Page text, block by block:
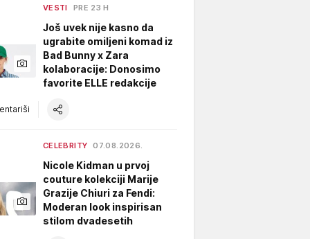
VESTI PRE 23 H
Još uvek nije kasno da
ugrabite omiljeni komad iz
Bad Bunny x Zara
kolaboracije: Donosimo
favorite ELLE redakcije
CELEBRITY 07.08.2026.
Nicole Kidman u prvoj
couture kolekciji Marije
Grazije Chiuri za Fendi:
Moderan look inspirisan
stilom dvadesetih